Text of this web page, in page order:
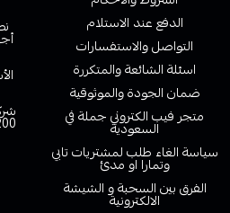
الدفع عند الاستلام
التواصل والاستفسارات
اسئلة الشائعة والمتكررة
ضمان الجودة والموثوقية
متجر فيب الكتروني جملة في
السعودية
سياسة الغاء طلب لمشتريات تابي
وتمارا او مدئ
الفرق بين السحبة و الشيشة
الالكترونية
200 شركة شحن